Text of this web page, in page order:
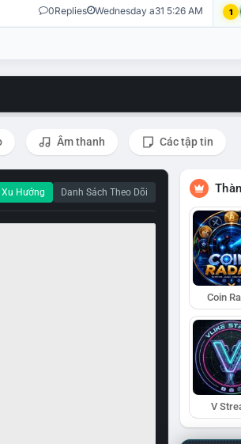
0Replies Wednesday a31 5:26 AM 1
Âm thanh Các tập tin
Xu Hướng Danh Sách Theo Dõi
Coin
V